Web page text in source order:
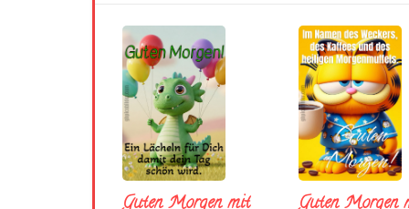
Guten Morgen mit
Guten Morgen